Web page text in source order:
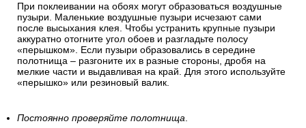
При поклеивании на обоях могут образоваться воздушные
пузыри. Маленькие воздушные пузыри исчезают сами
после высыхания клея. Чтобы устранить крупные пузыри
аккуратно отогните угол обоев и разгладьте полосу
«перышком». Если пузыри образовались в середине
полотнища – разгоните их в разные стороны, дробя на
мелкие части и выдавливая на край. Для этого используйте
«перышко» или резиновый валик.
Постоянно проверяйте полотнища.